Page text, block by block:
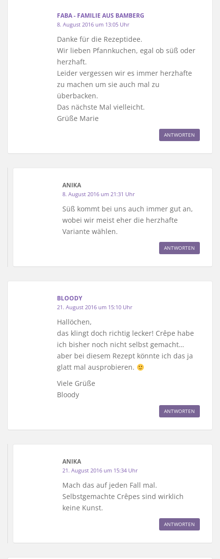
FABA - FAMILIE AUS BAMBERG
8. August 2016 um 13:05 Uhr
Danke für die Rezeptidee.
Wir lieben Pfannkuchen, egal ob süß oder
herzhaft.
Leider vergessen wir es immer herzhafte
zu machen um sie auch mal zu
überbacken.
Das nächste Mal vielleicht.
Grüße Marie
ANTWORTEN
ANIKA
8. August 2016 um 21:31 Uhr
Süß kommt bei uns auch immer gut an,
wobei wir meist eher die herzhafte
Variante wählen.
ANTWORTEN
BLOODY
21. August 2016 um 15:10 Uhr
Hallöchen,
das klingt doch richtig lecker! Crêpe habe
ich bisher noch nicht selbst gemacht…
aber bei diesem Rezept könnte ich das ja
glatt mal ausprobieren.
Viele Grüße
Bloody
ANTWORTEN
ANIKA
21. August 2016 um 15:34 Uhr
Mach das auf jeden Fall mal.
Selbstgemachte Crêpes sind wirklich
keine Kunst.
ANTWORTEN